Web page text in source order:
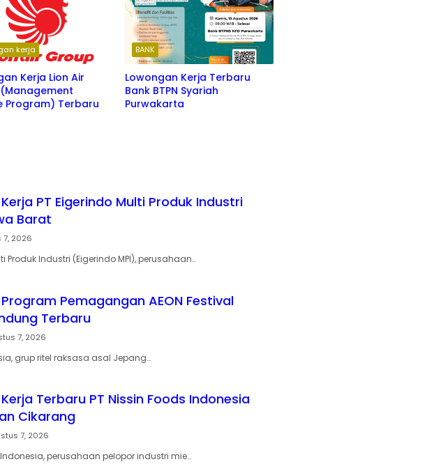
kerja
Kerja Lion Air
Program) Terbaru
BANK
Lowongan Kerja Terbaru
Bank BTPN Syariah
Purwakarta
PT Eigerindo Multi Produk Industri
Barat
7, 2026
Produk Industri (Eigerindo MPI), perusahaan…
Pemagangan AEON Festival
Terbaru
7, 2026
grup ritel raksasa asal Jepang…
Terbaru PT Nissin Foods Indonesia
Cikarang
7, 2026
Indonesia, perusahaan pelopor industri mie…